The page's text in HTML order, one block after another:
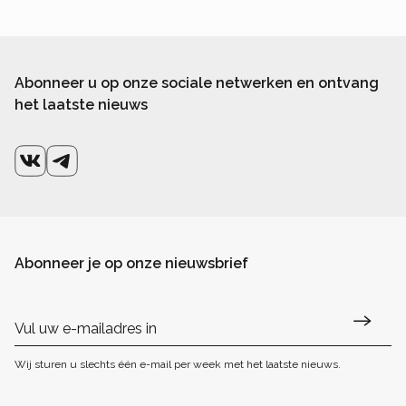
Abonneer u op onze sociale netwerken en ontvang
het laatste nieuws
Abonneer je op onze nieuwsbrief
Wij sturen u slechts één e-mail per week met het laatste nieuws.